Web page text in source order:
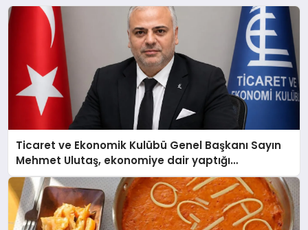
Ticaret ve Ekonomik Kulübü Genel Başkanı Sayın
Mehmet Ulutaş, ekonomiye dair yaptığı
açıklamada şunları kaydetti: